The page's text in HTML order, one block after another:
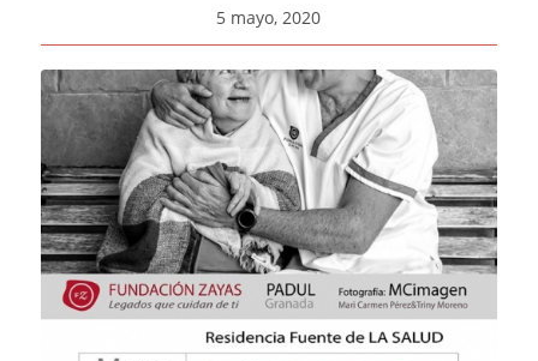
5 mayo, 2020